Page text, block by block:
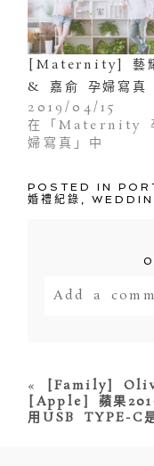
[Maternity] 藝
& 嘉俞 孕婦寫真
2019/04/15
在「Maternity
婦寫真」中
POSTED IN
婚禮紀錄 ,
0
Add a
«
[Family]
[Apple] 蘋果
用USB TYPE-C